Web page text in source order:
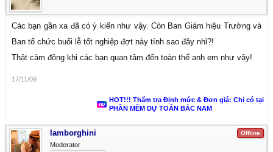
Các bạn gần xa đã có ý kiến như vậy. Còn Ban Giám hiệu Trường và
Ban tổ chức buổi lễ tốt nghiệp đợt này tính sao đây nhỉ?!
Thật cảm động khi các bạn quan tâm đến toàn thể anh em như vậy!
17/11/09
HOT!!! Thẩm tra Định mức & Đơn giá: Chỉ có tại
PHẦN MỀM DỰ TOÁN BẮC NAM
Offline
lamborghini
Moderator